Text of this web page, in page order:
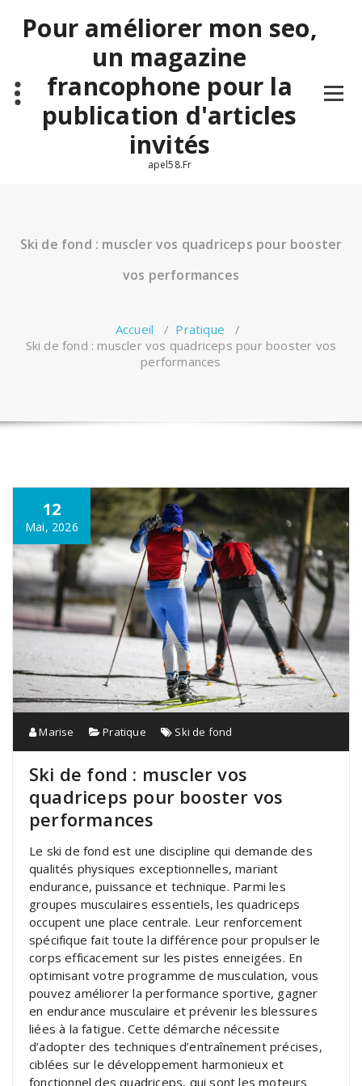
contenuPour améliorer mon seo,
un magazine
francophone pour la
publication d'articles
invités
apel58.Fr
Ski de fond : muscler vos quadriceps pour booster
vos performances
Accueil / Pratique /
Ski de fond : muscler vos quadriceps pour booster vos
performances
12
Mai, 2026
Marise Pratique Ski de fond
Ski de fond : muscler vos
quadriceps pour booster vos
performances
Le ski de fond est une discipline qui demande des
qualités physiques exceptionnelles, mariant
endurance, puissance et technique. Parmi les
groupes musculaires essentiels, les quadriceps
occupent une place centrale. Leur renforcement
spécifique fait toute la différence pour propulser le
corps efficacement sur les pistes enneigées. En
optimisant votre programme de musculation, vous
pouvez améliorer la performance sportive, gagner
en endurance musculaire et prévenir les blessures
liées à la fatigue. Cette démarche nécessite
d’adopter des techniques d’entraînement précises,
ciblées sur le développement harmonieux et
fonctionnel des quadriceps, qui sont les moteurs